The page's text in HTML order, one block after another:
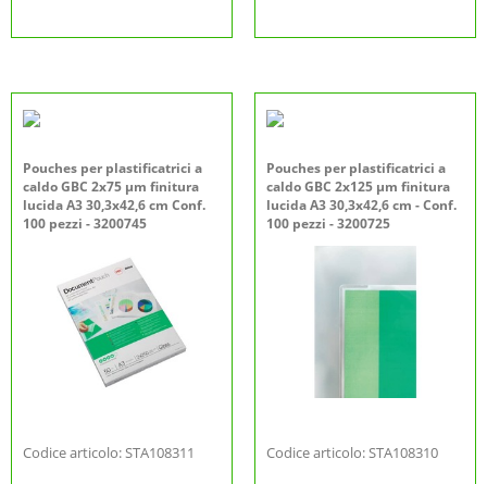
Pouches per plastificatrici a
caldo GBC 2x75 µm finitura
lucida A3 30,3x42,6 cm Conf.
100 pezzi - 3200745
Codice articolo: STA108311
Pouches per plastificatrici a
caldo GBC 2x125 µm finitura
lucida A3 30,3x42,6 cm - Conf.
100 pezzi - 3200725
Codice articolo: STA108310